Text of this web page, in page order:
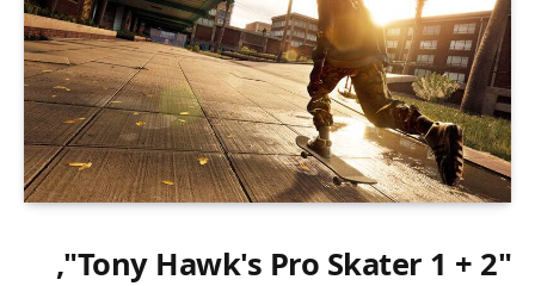
"Tony Hawk's Pro Skater 1 + 2",